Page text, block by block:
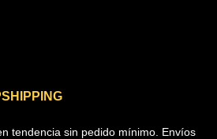
tendencia sin pedido mínimo. Envíos